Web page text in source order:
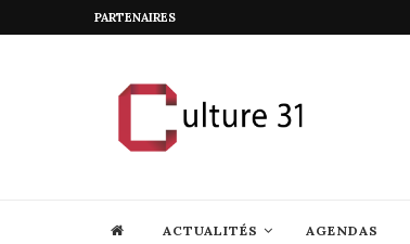
PARTENAIRES
ACTUALITÉS AGENDAS